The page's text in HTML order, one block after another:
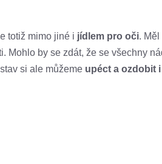
totiž mimo jiné i jídlem pro oči.
Mohlo by se zdát, že se všechny
si ale můžeme upéct a ozdobit